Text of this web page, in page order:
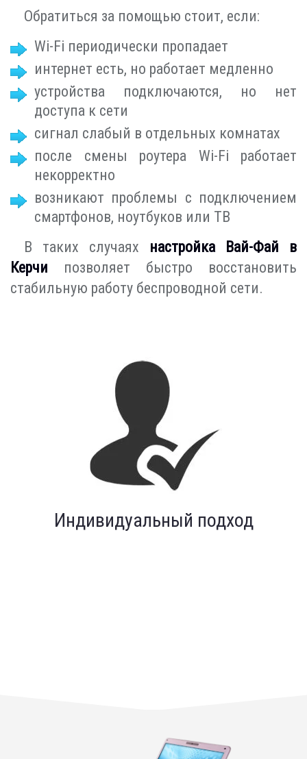
Обратиться за помощью стоит, если:
Wi-Fi периодически пропадает
интернет есть, но работает медленно
устройства подключаются, но нет
доступа к сети
сигнал слабый в отдельных комнатах
после смены роутера Wi-Fi работает
некорректно
возникают проблемы с подключением
смартфонов, ноутбуков или ТВ
В таких случаях настройка Вай-Фай в
Керчи позволяет быстро восстановить
стабильную работу беспроводной сети.
Индивидуальный подход